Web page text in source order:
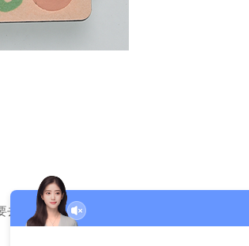
除，修补后又要复原，这是比较困难的工作。